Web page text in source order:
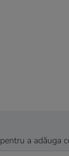
pentru a adăuga